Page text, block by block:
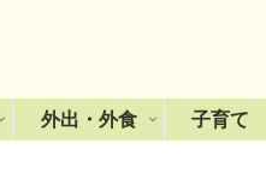
外出・外食 子育て